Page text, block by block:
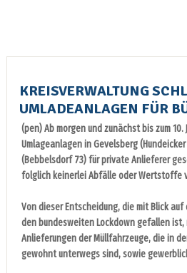
KREISVERWALTUNG
MLADEANLAGEN FÜR
(pen) Ab morgen und zunächst bis zum 10.
Umlageanlagen in Gevelsberg
(Bebbelsdorf 73) für private Anlieferer
folglich keinerlei Abfälle oder Wertstoffe
Von dieser Entscheidung, die mit Blick
den bundesweiten Lockdown gefallen
Anlieferungen der Müllfahrzeuge, die in
gewohnt unterwegs sind, sowie